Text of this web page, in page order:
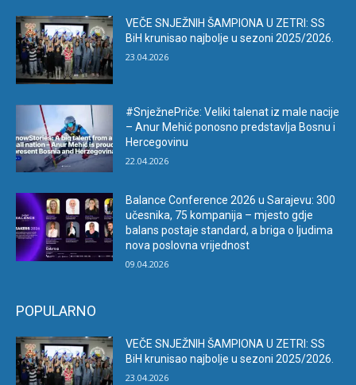
VEČE SNJEŽNIH ŠAMPIONA U ZETRI: SS
BiH krunisao najbolje u sezoni 2025/2026.
23.04.2026
#SnježnePriče: Veliki talenat iz male nacije
– Anur Mehić ponosno predstavlja Bosnu i
Hercegovinu
22.04.2026
Balance Conference 2026 u Sarajevu: 300
učesnika, 75 kompanija – mjesto gdje
balans postaje standard, a briga o ljudima
nova poslovna vrijednost
09.04.2026
POPULARNO
VEČE SNJEŽNIH ŠAMPIONA U ZETRI: SS
BiH krunisao najbolje u sezoni 2025/2026.
23.04.2026